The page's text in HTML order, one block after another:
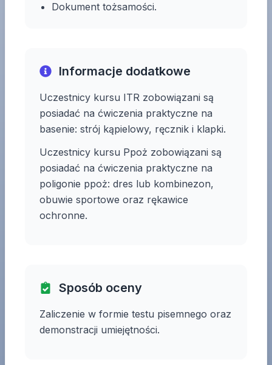
Dokument tożsamości.
Informacje dodatkowe
Uczestnicy kursu ITR zobowiązani są
posiadać na ćwiczenia praktyczne na
basenie: strój kąpielowy, ręcznik i klapki.
Uczestnicy kursu Ppoż zobowiązani są
posiadać na ćwiczenia praktyczne na
poligonie ppoż: dres lub kombinezon,
obuwie sportowe oraz rękawice
ochronne.
Sposób oceny
Zaliczenie w formie testu pisemnego oraz
demonstracji umiejętności.